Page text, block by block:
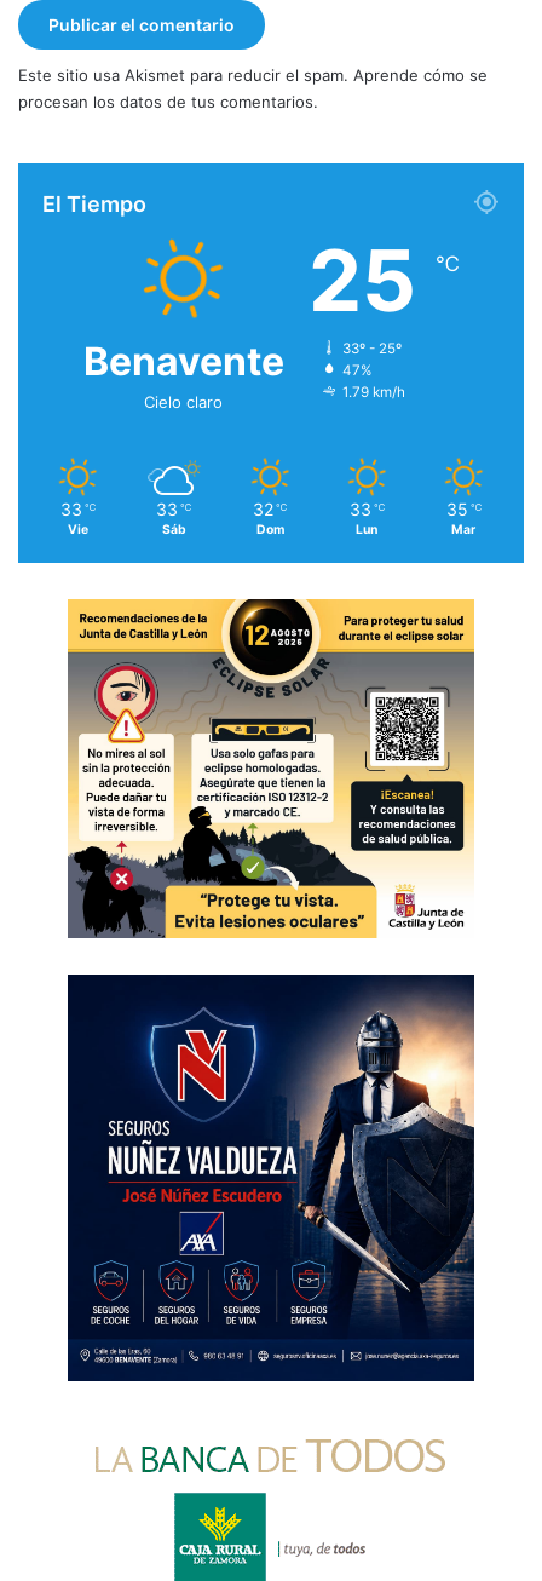
Este sitio usa Akismet para reducir el spam. Aprende cómo se
procesan los datos de tus comentarios.
El Tiempo
Benavente
Cielo claro
25 ℃
33º - 25º
47%
1.79 km/h
33 ℃
Vie
33 ℃
Sáb
32 ℃
Dom
33 ℃
Lun
35 ℃
Mar